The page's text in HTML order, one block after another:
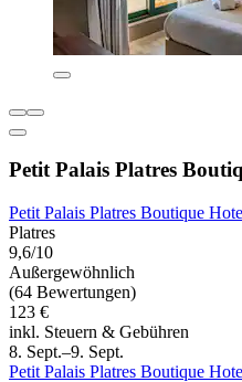
Petit Palais Platres
Petit Palais Platres Boutique
Platres
9,6/10
Außergewöhnlich
(64 Bewertungen)
123 €
inkl. Steuern & Gebühren
8. Sept.–9. Sept.
Petit Palais Platres Boutique